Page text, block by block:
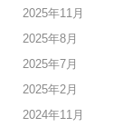
2025年11月
2025年8月
2025年7月
2025年2月
2024年11月